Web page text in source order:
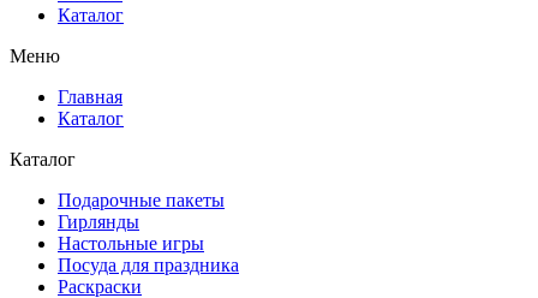
Каталог
Меню
Главная
Каталог
Каталог
Подарочные пакеты
Гирлянды
Настольные игры
Посуда для праздника
Раскраски